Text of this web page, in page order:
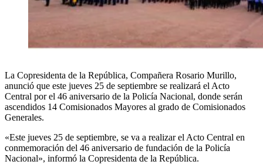
La Copresidenta de la República, Compañera Rosario Murillo,
anunció que este jueves 25 de septiembre se realizará el Acto
Central por el 46 aniversario de la Policía Nacional, donde serán
ascendidos 14 Comisionados Mayores al grado de Comisionados
Generales.
«Este jueves 25 de septiembre, se va a realizar el Acto Central en
conmemoración del 46 aniversario de fundación de la Policía
Nacional», informó la Copresidenta de la República.